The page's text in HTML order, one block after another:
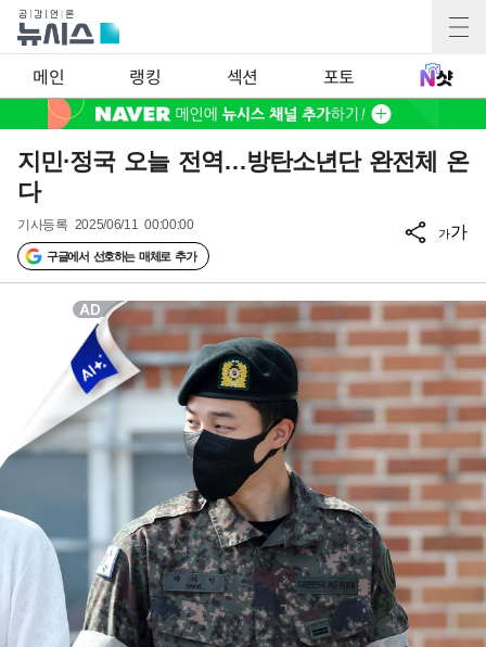
메인 랭킹 섹션 포토
지민·정국 오늘 전역…방탄소년단 완전체 온
다
기사등록 2025/06/11 00:00:00
구글에서 선호하는 매체로 추가
가가